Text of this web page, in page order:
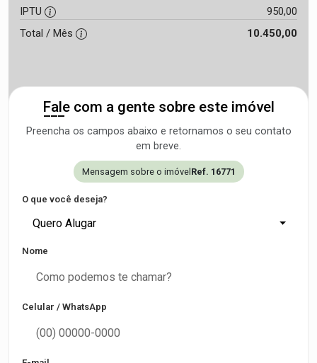
IPTU
950,00
Total / Mês
10.450,00
Fale com a gente sobre este imóvel
Preencha os campos abaixo e retornamos o seu contato
em breve.
Mensagem sobre o imóvelRef. 16771
O que você deseja?
Quero Alugar
Nome
Celular / WhatsApp